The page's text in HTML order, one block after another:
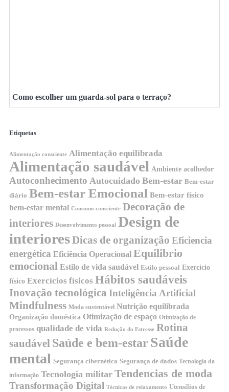
Como escolher um guarda-sol para o terraço?
Etiquetas
Alimentação consciente Alimentação equilibrada
Alimentação saudável Ambiente acolhedor
Autoconhecimento Autocuidado Bem-estar Bem-estar
diário Bem-estar Emocional Bem-estar físico
bem-estar mental Consumo consciente Decoração de
interiores Desenvolvimento pessoal
Design de
interioresDicas de organização Eficiencia
energética Eficiência Operacional Equilibrio
emocional Estilo de vida saudável Estilo pessoal Exercício
físico Exercícios físicos Hábitos saudáveis
Inovação tecnológica Inteligência Artificial
Mindfulness Moda sustentável Nutrição equilibrada
Organização doméstica Otimização de espaço Otimização de
processos qualidade de vida Redução do Estresse Rotina
saudável Saúde e bem-estar Saúde
mental Segurança cibernética Segurança de dados Tecnologia da
informação Tecnologia militar Tendencias de moda
Transformação Digital Técnicas de relaxamento Utensílios de